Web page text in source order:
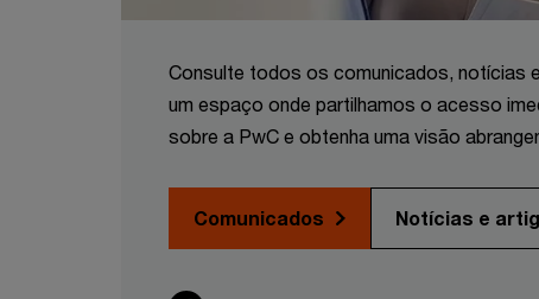
Consulte todos os comunicados, notícias
um espaço onde partilhamos o acesso
sobre a PwC e obtenha uma visão
Comunicados Notícias e